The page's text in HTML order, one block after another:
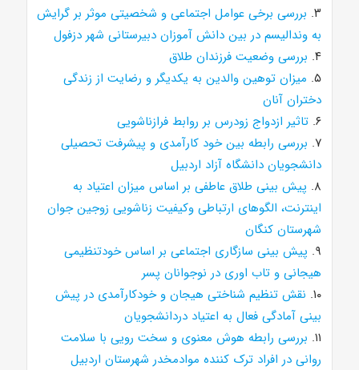
۳. بررسی برخی عوامل اجتماعی و شخصیتی موثر بر گرایش
به وندالیسم در بین دانش آموزان دبیرستانی شهر دزفول
۴. بررسی وضعیت فرزندان طلاق
۵. میزان توهین والدین به یکدیگر و رضایت از زندگی
دختران آنان
۶. تاثیر ازدواج زودرس بر روابط فرازناشویی
۷. بررسی رابطه بین خود کارآمدی و پیشرفت تحصیلی
دانشجویان دانشگاه آزاد اردبیل
۸. پیش بینی طلاق عاطفی بر اساس میزان اعتیاد به
اینترنت، الگوهای ارتباطی وکیفیت زناشویی زوجین جوان
شهرستان کنگان
۹. پیش بینی سازگاری اجتماعی بر اساس خودتنظیمی
هیجانی و تاب اوری در نوجوانان پسر
۱۰. نقش تنظیم شناختی هیجان و خودکارآمدی در پیش
بینی آمادگی فعال به اعتیاد دردانشجویان
۱۱. بررسی رابطه هوش معنوی و سخت رویی با سلامت
روانی در افراد ترک کننده موادمخدر شهرستان اردبیل